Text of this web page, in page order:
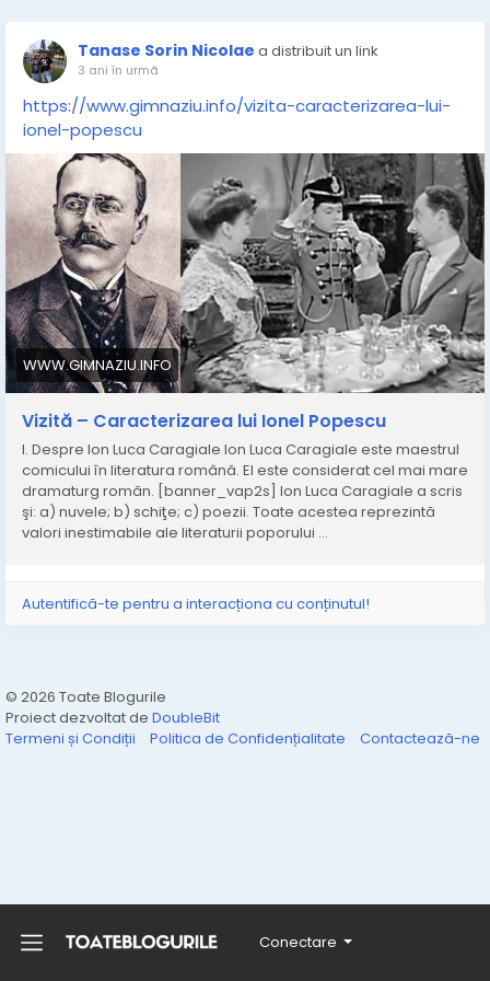
Conectare
Tanase Sorin Nicolae a distribuit un link
3 ani în urmă
https://www.gimnaziu.info/vizita-caracterizarea-lui-
ionel-popescu
WWW.GIMNAZIU.INFO
Vizită – Caracterizarea lui Ionel Popescu
I. Despre Ion Luca Caragiale Ion Luca Caragiale este maestrul
comicului în literatura română. El este considerat cel mai mare
dramaturg român. [banner_vap2s] Ion Luca Caragiale a scris
şi: a) nuvele; b) schiţe; c) poezii. Toate acestea reprezintă
valori inestimabile ale literaturii poporului ...
Autentifică-te pentru a interacționa cu conținutul!
© 2026 Toate Blogurile
Proiect dezvoltat de DoubleBit
Termeni și Condiții
Politica de Confidențialitate Contactează-ne